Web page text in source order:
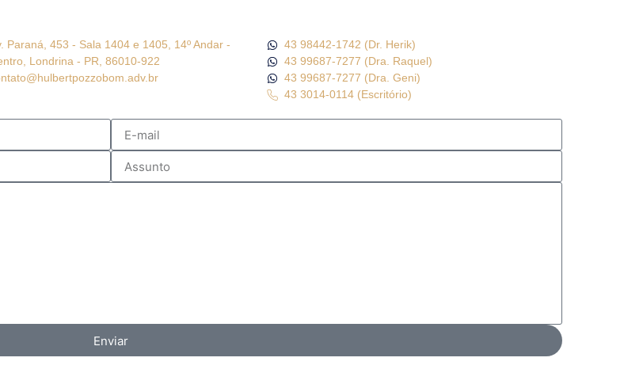
Paraná, 453 - Sala 1404 e 1405, 14º Andar -
Londrina - PR, 86010-922
43 98442-1742 (Dr. Herik)
43 99687-7277 (Dra. Raquel)
43 99687-7277 (Dra. Geni)
43 3014-0114 (Escritório)
Enviar